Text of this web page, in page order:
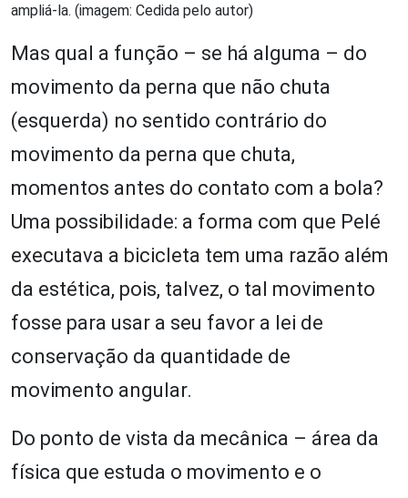
ampliá-la. (imagem: Cedida pelo autor)
Mas qual a função – se há alguma – do
movimento da perna que não chuta
(esquerda) no sentido contrário do
movimento da perna que chuta,
momentos antes do contato com a bola?
Uma possibilidade: a forma com que Pelé
executava a bicicleta tem uma razão além
da estética, pois, talvez, o tal movimento
fosse para usar a seu favor a lei de
conservação da quantidade de
movimento angular.
Do ponto de vista da mecânica – área da
física que estuda o movimento e o